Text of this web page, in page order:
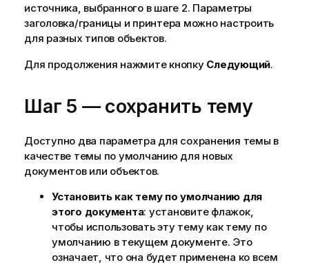
источника, выбранного в шаге 2. Параметры
заголовка/границы и принтера можно настроить
для разных типов объектов.
Для продолжения нажмите кнопку Следующий.
Шаг 5 — сохранить тему
Доступно два параметра для сохранения темы в
качестве темы по умолчанию для новых
документов или объектов.
Установить как тему по умолчанию для
этого документа: установите флажок,
чтобы использовать эту тему как тему по
умолчанию в текущем документе. Это
означает, что она будет применена ко всем